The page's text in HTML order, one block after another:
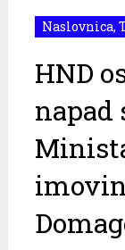
Naslovnica,
HND
napad